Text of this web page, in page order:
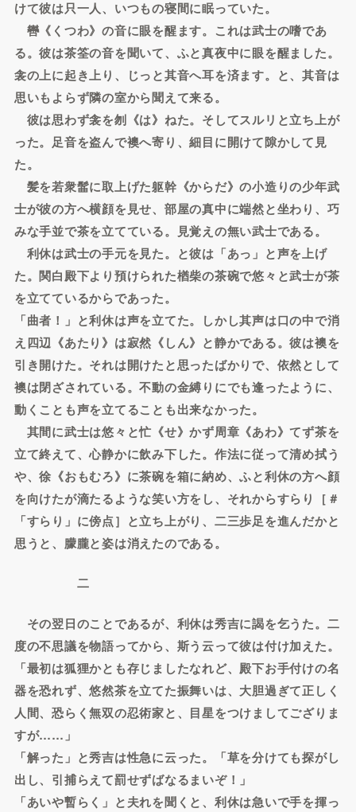
けて彼は只一人、いつもの寝間に眠っていた。
轡《くつわ》の音に眼を醒ます。これは武士の嗜であ
る。彼は茶筌の音を聞いて、ふと真夜中に眼を醒ました。
衾の上に起き上り、じっと其音へ耳を済ます。と、其音は
思いもよらず隣の室から聞えて来る。
彼は思わず衾を刎《は》ねた。そしてスルリと立ち上が
った。足音を盗んで襖へ寄り、細目に開けて隙かして見
た。
髪を若衆髷に取上げた躯幹《からだ》の小造りの少年武
士が彼の方へ横顔を見せ、部屋の真中に端然と坐わり、巧
みな手並で茶を立てている。見覚えの無い武士である。
利休は武士の手元を見た。と彼は「あっ」と声を上げ
た。関白殿下より預けられた楢柴の茶碗で悠々と武士が茶
を立てているからであった。
「曲者！」と利休は声を立てた。しかし其声は口の中で消
え四辺《あたり》は寂然《しん》と静かである。彼は襖を
引き開けた。それは開けたと思ったばかりで、依然として
襖は閉ざされている。不動の金縛りにでも逢ったように、
動くことも声を立てることも出来なかった。
其間に武士は悠々と忙《せ》かず周章《あわ》てず茶を
立て終えて、心静かに飲み下した。作法に従って清め拭う
や、徐《おもむろ》に茶碗を箱に納め、ふと利休の方へ顔
を向けたが滴たるような笑い方をし、それからすらり［＃
「すらり」に傍点］と立ち上がり、二三歩足を進んだかと
思うと、朦朧と姿は消えたのである。
二
その翌日のことであるが、利休は秀吉に謁を乞うた。二
度の不思議を物語ってから、斯う云って彼は付け加えた。
「最初は狐狸かとも存じましたなれど、殿下お手付けの名
器を恐れず、悠然茶を立てた振舞いは、大胆過ぎて正しく
人間、恐らく無双の忍術家と、目星をつけましてござりま
すが……」
「解った」と秀吉は性急に云った。「草を分けても探がし
出し、引捕らえて罰せずばなるまいぞ！」
「あいや暫らく」と夫れを聞くと、利休は急いで手を揮っ